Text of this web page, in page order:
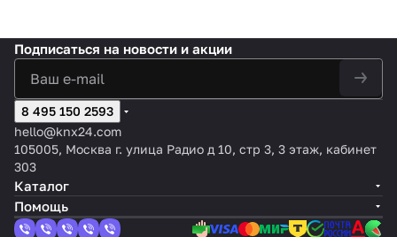
Подписаться на новости и акции
8 495 150 2593
hello@knx24.com
105005, Москва г. улица Радио д 10, стр 3, 3 этаж, кабинет
303
Каталог
Помощь